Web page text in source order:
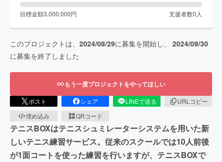
目標金額3,000,000円 支援者数0 人
このプロジェクトは、 2024/08/29に募集を開始し、 2024/09/30
に募集を終了しました
もう一度プロジェクトをやってほしい
ポスト シェア LINEで送る
URLコピー
埋め込み
QRコード
テニスBOXはテニスシュミレーターシステムを用いた新
しいテニス練習サービス。従来のスクールでは10人前後
が1面コートを使った練習を行いますが、テニスBOXで